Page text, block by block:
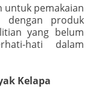
untuk pemakaian
dengan produk
yang belum
hati dalam
Kelapa